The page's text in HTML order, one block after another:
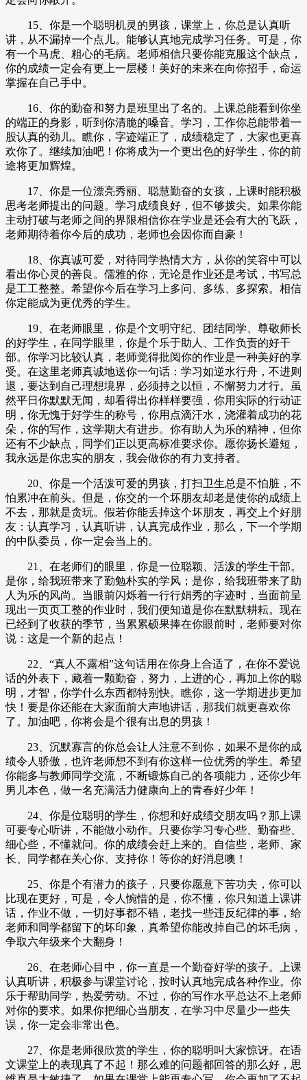
15、你是一个聪明机灵的男孩，课堂上，你总是认真听
讲，从不漏掉一个点儿。能够认真地完成学习任务。可是，你
有一个马虎、粗心的毛病。老师相信只要你能克服这个缺点，
你的成绩一定会有更上一层楼！美好的未来在向你招手，命运
掌握在自己手中。
16、你的勤奋和努力是班里出了名的。上课总能看到你坐
的端正的身影，听到你清脆的嗓音。学习，工作你总能带着一
股认真的劲儿。瞧你，字迹端正了，成绩稳定了，大家也更喜
欢你了。继续加油吧！你将成为一个更出色的好学生，你的前
途将更加辉煌。
17、你是一位漂亮秀丽、聪慧勤奋的女孩，上课时能积极
思考老师提出的问题。学习成绩良好，但不够拨尖。如果你能
主动打破与老师之间的界限相信你在学业是还会有大的飞跃，
老师期待着你今后的成功，老师也会因你而自豪！
18、你真诚可爱，对待同学热情大方，从你的笑容中可以
看出你心灵的善良。儒雅的你，无论是作业还是考试，书写总
是工工整整。希望你今后在学习上多问、多练、多探索。相信
你定能成为更优秀的学生。
19、在老师眼里，你是个文明守纪、团结同学、尊敬师长
的好学生，在同学眼里，你是个乐于助人、工作负责的好干
部。你学习比较认真，老师觉得批阅你的作业是一种美好的享
受。在这里老师真诚地送你一句话：学习如逆水行舟，不进则
退，要达到自己理想境界，必须持之以恒，不懈努力才行。虽
然平日你默默无闻，却看得出你样样要强，你用实际的行动证
明，你无愧于好学生的称号，你用点滴汗水，浇灌着成功的花
朵，你的写作，这学期大有进步。你有助人为乐的精神，但你
还有不少缺点，同学们正以更高标准要求你。愿你扬长避短，
我永远是你忠实的朋友，我会做你的有力支持者。
20、你是一个活泼可爱的男孩，打扫卫生总是不怕脏，不
怕累冲在前头。但是，你交的一个坏朋友却老是使你的成绩上
不去，那就是贪玩。假若你能丢掉这个坏朋友，再交上个好朋
友：认真学习，认真听讲，认真完成作业，那么，下一个学期
的中队委员，你一定会当上的。
21、在老师们的眼里，你是一位聪颖、活泼的学生干部。
是你，给我班带来了勤勉朴实的学风；是你，给我班带来了助
人为乐的风尚。当眼前闪烁着一行行娟秀的字迹时，当面前呈
现出一页页工整的作业时，我们便知道是你在默默耕耘。现在
已经到了收获的季节，当累累硕果捧在你眼前时，老师要对你
说：这是一个新的起点！
22、“真人不露相”这句话用在你身上合适了，在你不爱说
话的外表下，藏着一颗勤奋，努力，上进的心，再加上你的聪
明，才智，你学什么东西都特别快。瞧你，这一学期进步更加
快！要是你还能在大家面前大声地讲话，那我们就更喜欢你
了。加油吧，你将会是个很有出息的男孩！
23、沉默寡言的你总会让人注意不到你，如果不是你的成
绩令人骄傲，也许老师想不到有你这样一位优秀的学生。希望
你能多与教师同学交流，不断锻炼自己的各项能力，还你少年
男儿本色，做一名充满活力健康向上的青春好少年！
24、你是位聪明的学生，你想和好成绩交朋友吗？那上课
可要专心听讲，不能做小动作。只要你学习专心些、勤奋些、
细心些，不懂就问。你的成绩会赶上来的。自信些，老师、家
长、同学都在关心你、支持你！等你的好消息噢！
25、你是个有潜力的孩子，只要你愿意下苦功夫，你可以
比现在更好，可是，令人惋惜的是，你不懂，你只知道上课讲
话，作业不做，一切好事都不错，老找一些违反纪律的事，给
老师和同学都留下的坏印象，真希望你能改掉自己的坏毛病，
争取六年级来个大翻身！
26、在老师心目中，你一直是一个勤奋好学的孩子。上课
认真听讲，积极参与课堂讨论，按时认真地完成各种作业。你
乐于帮助同学，热爱劳动。不过，你的写作水平总达不上老师
对你的要求。如果你把细心当朋友，在学习中尽量少一些失
误，你一定会非常出色。
27、你是老师很欣赏的学生，你的聪明叫大家惊讶。在语
文课堂上的表现真了不起！那么难的问题都回答的那么好，思